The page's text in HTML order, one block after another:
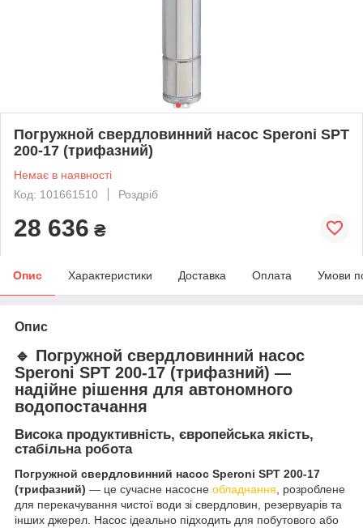
Погружной свердловинний насос Speroni SPT
200-17 (трифазний)
Немає в наявності
Код: 101661510
Роздріб
28 636 ₴
Опис Характеристики Доставка Оплата Умови
Опис
🔹 Погружной свердловинний насос
Speroni SPT 200-17 (трифазний) —
надійне рішення для автономного
водопостачання
Висока продуктивність, європейська якість,
стабільна робота
Погружной свердловинний насос Speroni SPT 200-17
(трифазний) — це сучасне насосне обладнання, розроблене
для перекачування чистої води зі свердловин, резервуарів та
інших джерел. Насос ідеально підходить для побутового або